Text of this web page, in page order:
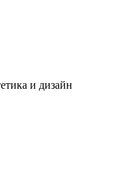
и дизайн